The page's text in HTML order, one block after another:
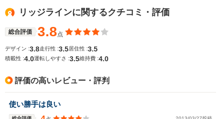
サイズ
(全長x全幅x全高)
-m
-m
リッジラインに関するクチコミ・評価
総合評価 3.8点
デザイン :3.8走行性 :3.5 居住性 :3.5
積載性 :4.0運転しやすさ :3.5維持費 :4.0
評価の高いレビュー・評判
使い勝手は良い